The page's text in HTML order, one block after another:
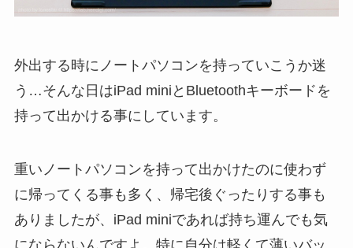
外出する時にノートパソコンを持っていこうか迷
う…そんな日はiPad miniとBluetoothキーボードを
持って出かける事にしています。
重いノートパソコンを持って出かけたのに使わず
に帰ってくる事も多く、帰宅後ぐったりする事も
ありましたが、iPad miniであれば持ち運んでも気
にならないんですよ。特に自分は軽くて薄いバッ